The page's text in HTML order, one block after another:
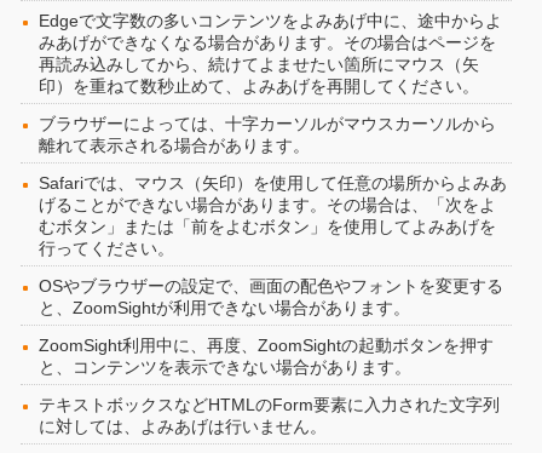
Edgeで文字数の多いコンテンツをよみあげ中に、途中からよ
みあげができなくなる場合があります。その場合はページを
再読み込みしてから、続けてよませたい箇所にマウス（矢
印）を重ねて数秒止めて、よみあげを再開してください。
ブラウザーによっては、十字カーソルがマウスカーソルから
離れて表示される場合があります。
Safariでは、マウス（矢印）を使用して任意の場所からよみあ
げることができない場合があります。その場合は、「次をよ
むボタン」または「前をよむボタン」を使用してよみあげを
行ってください。
OSやブラウザーの設定で、画面の配色やフォントを変更する
と、ZoomSightが利用できない場合があります。
ZoomSight利用中に、再度、ZoomSightの起動ボタンを押す
と、コンテンツを表示できない場合があります。
テキストボックスなどHTMLのForm要素に入力された文字列
に対しては、よみあげは行いません。